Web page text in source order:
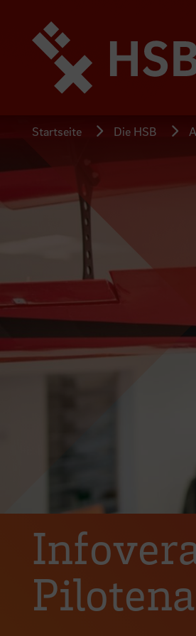
Seiteninhalt
springen
Startseite Die HSB